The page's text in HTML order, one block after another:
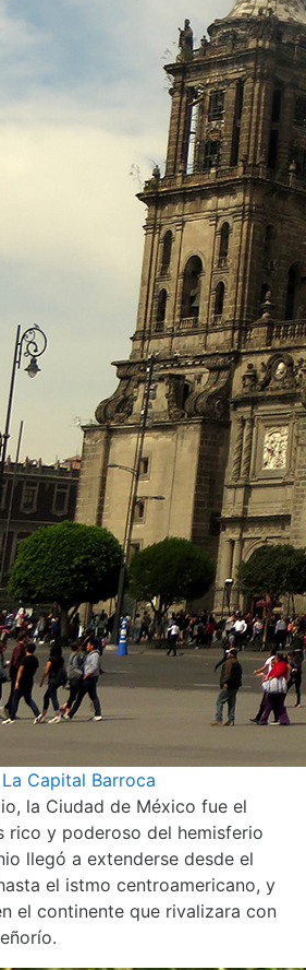
Capital Barroca
la Ciudad de México fue el
rico y poderoso del hemisferio
llegó a extenderse desde el
el istmo centroamericano, y
el continente que rivalizara con